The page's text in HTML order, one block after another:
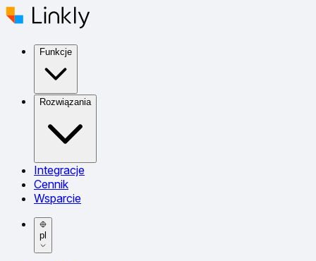
Funkcje
Rozwiązania
Integracje
Cennik
Wsparcie
pl